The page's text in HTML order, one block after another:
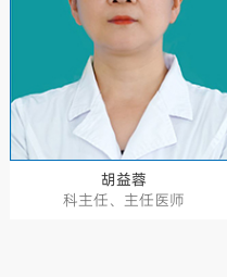
胡益蓉
科主任、主任医师